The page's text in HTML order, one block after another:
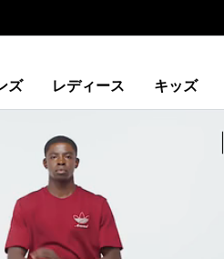
ズ レディース キッズ